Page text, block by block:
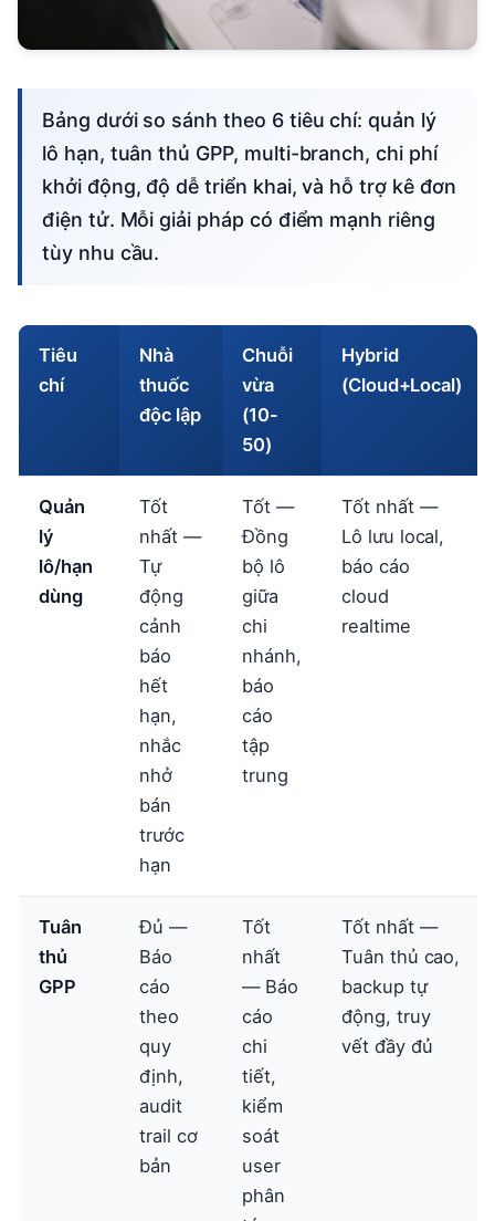
Bảng dưới so sánh theo 6 tiêu chí: quản lý
lô hạn, tuân thủ GPP, multi-branch, chi phí
khởi động, độ dễ triển khai, và hỗ trợ kê đơn
điện tử. Mỗi giải pháp có điểm mạnh riêng
tùy nhu cầu.
Tiêu
chí
Nhà
thuốc
độc lập
Chuỗi
vừa
(10-
50)
Hybrid
(Cloud+Local)
Quản
lý
lô/hạn
dùng
Tốt
nhất —
Tự
động
cảnh
báo
hết
hạn,
nhắc
nhở
bán
trước
hạn
Tốt —
Đồng
bộ lô
giữa
chi
nhánh,
báo
cáo
tập
trung
Tốt nhất —
Lô lưu local,
báo cáo
cloud
realtime
Tuân
thủ
GPP
Đủ —
Báo
cáo
theo
quy
định,
audit
trail cơ
bản
Tốt
nhất
— Báo
cáo
chi
tiết,
kiểm
soát
user
phân
Tốt nhất —
Tuân thủ cao,
backup tự
động, truy
vết đầy đủ